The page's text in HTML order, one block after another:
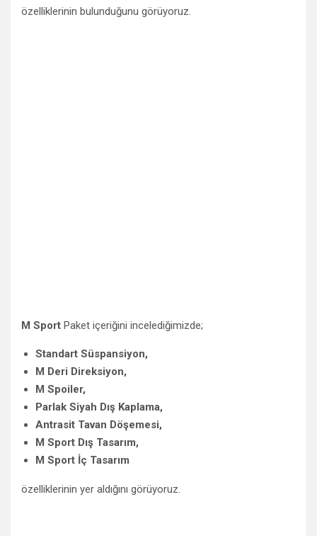
özelliklerinin bulunduğunu görüyoruz.
M Sport Paket içeriğini incelediğimizde;
Standart Süspansiyon,
M Deri Direksiyon,
M Spoiler,
Parlak Siyah Dış Kaplama,
Antrasit Tavan Döşemesi,
M Sport Dış Tasarım,
M Sport İç Tasarım
özelliklerinin yer aldığını görüyoruz.